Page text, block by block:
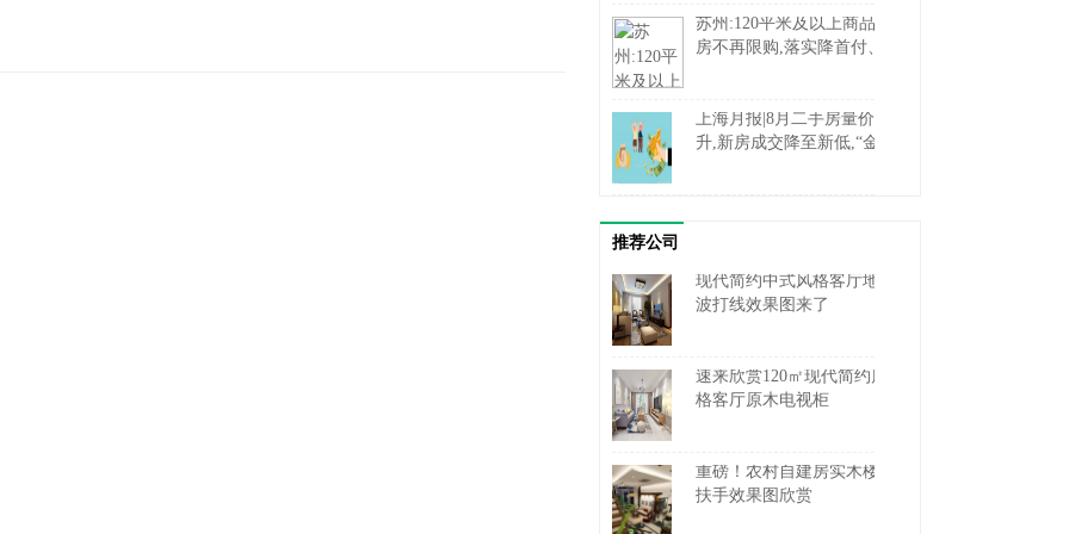
苏州:120平米及以上商品住
房不再限购,落实降首付、
上海月报|8月二手房量价齐
升,新房成交降至新低,“金
推荐公司
现代简约中式风格客厅地砖
波打线效果图来了
速来欣赏120㎡现代简约风
格客厅原木电视柜
重磅！农村自建房实木楼梯
扶手效果图欣赏